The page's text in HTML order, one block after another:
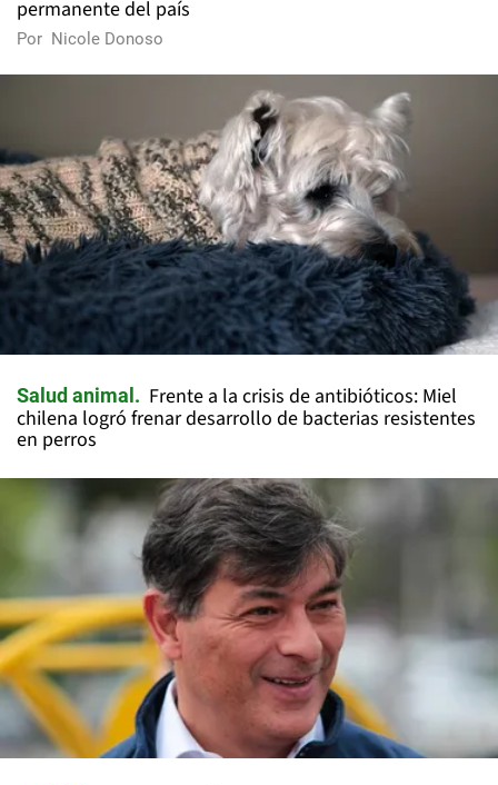
permanente del país
Por Nicole Donoso
Salud animal
Frente a la crisis de antibióticos: Miel
chilena logró frenar desarrollo de bacterias resistentes
en perros